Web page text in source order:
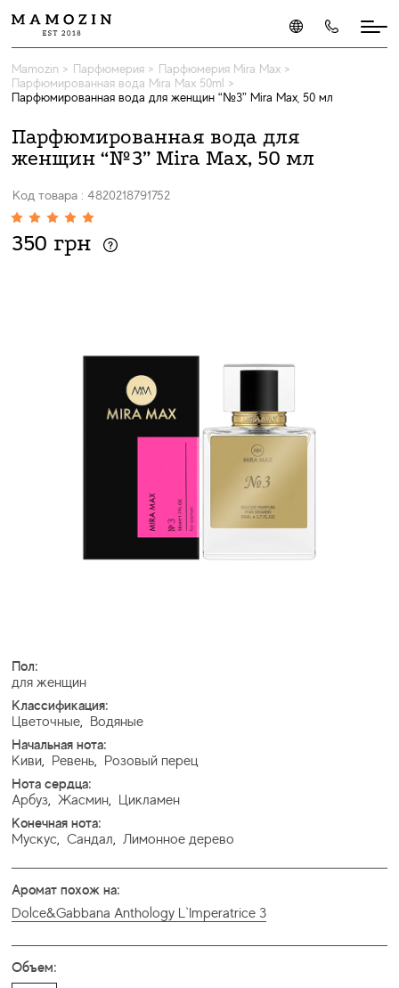
Mamozin > Парфюмерия > Парфюмерия Mira Max >
Парфюмированная вода Mira Max 50ml >
Парфюмированная вода для женщин “№3” Mira Max, 50 мл
Парфюмированная вода для
женщин “№3” Mira Max, 50 мл
Код товара : 4820218791752
350 грн
Пол:
для женщин
Классификация:
Цветочные, Водяные
Начальная нота:
Киви, Ревень, Розовый перец
Нота сердца:
Арбуз, Жасмин, Цикламен
Конечная нота:
Мускус, Сандал, Лимонное дерево
Аромат похож на:
Dolce&Gabbana Anthology L`Imperatrice 3
Объем: